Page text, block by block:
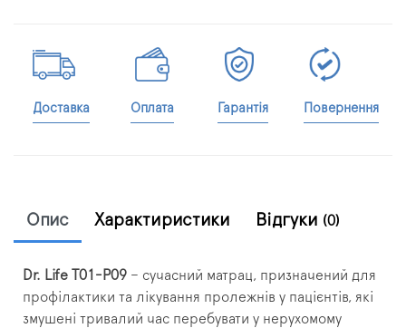
Доставка Оплата Гарантія Повернення
Опис Характиристики Відгуки (0)
Dr. Life T01-P09 – сучасний матрац, призначений для
профілактики та лікування пролежнів у пацієнтів, які
змушені тривалий час перебувати у нерухомому